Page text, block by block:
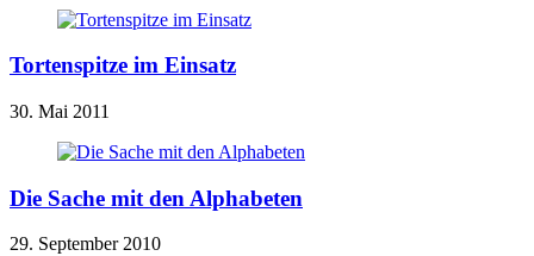
Tortenspitze im Einsatz
30. Mai 2011
Die Sache mit den Alphabeten
29. September 2010